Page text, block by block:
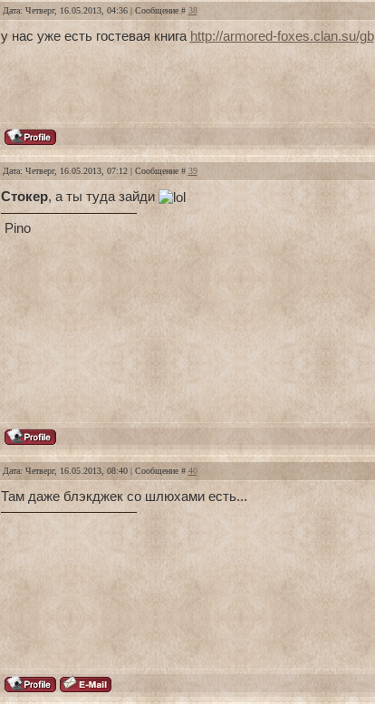
Дата: Четверг, 16.05.2013, 04:36 | Сообщение # 38
у нас уже есть гостевая книгаhttp://armored-foxes.clan.su/gb
Дата: Четверг, 16.05.2013, 07:12 | Сообщение # 39
Стокер, а ты туда зайди
Pino
Дата: Четверг, 16.05.2013, 08:40 | Сообщение # 40
Там даже блэкджек со шлюхами есть...